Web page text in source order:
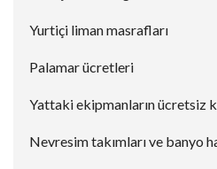
Yurtiçi liman masrafları
Palamar ücretleri
Yattaki ekipmanların ücretsiz
Nevresim takımları ve banyo